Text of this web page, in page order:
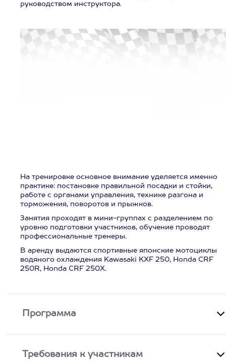
руководством инструктора.
На тренировке основное внимание уделяется именно
практике: постановке правильной посадки и стойки,
работе с органами управления, технике разгона и
торможения, поворотов и прыжков.
Занятия проходят в мини-группах с разделением по
уровню подготовки участников, обучение проводят
профессиональные тренеры.
В аренду выдаются спортивные японские мотоциклы
водяного охлаждения Kawasaki KXF 250, Honda CRF
250R, Honda CRF 250X.
Программа
Требования к участникам